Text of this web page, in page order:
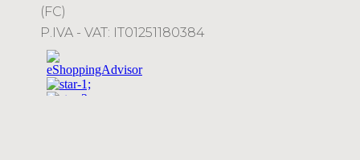
(FC)
P.IVA - VAT: IT01251180384